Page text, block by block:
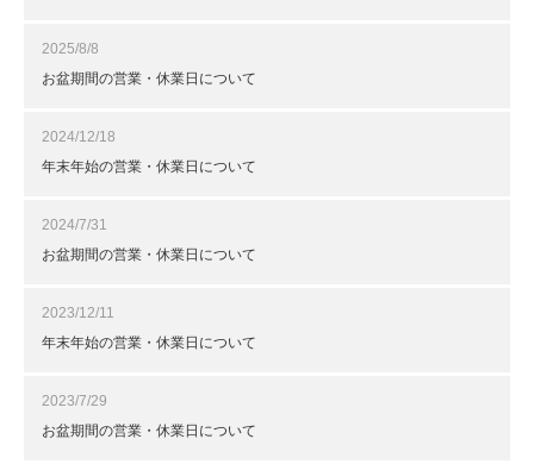
2025/8/8
お盆期間の営業・休業日について
2024/12/18
年末年始の営業・休業日について
2024/7/31
お盆期間の営業・休業日について
2023/12/11
年末年始の営業・休業日について
2023/7/29
お盆期間の営業・休業日について